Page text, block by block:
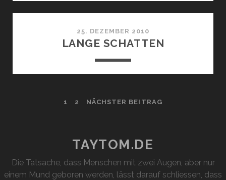
25. DEZEMBER 2010
LANGE SCHATTEN
BEITRAGSNAVIGATION
1 2 NÄCHSTER BEITRAG
TAYTOM.DE
Die Tatsache, dass Menschen mit zwei Augen, aber nur
einem Mund geboren werden, lässt darauf schliessen, dass